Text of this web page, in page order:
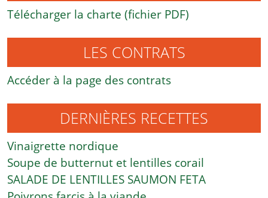
Télécharger la charte (fichier PDF)
LES CONTRATS
Accéder à la page des contrats
DERNIÈRES RECETTES
Vinaigrette nordique
Soupe de butternut et lentilles corail
SALADE DE LENTILLES SAUMON FETA